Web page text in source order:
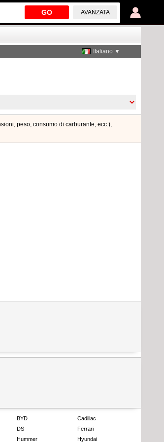
GO AVANZATA
Italiano ▼
peso, consumo di carburante, ecc.),
BYD
Cadillac
DS
Ferrari
Hummer Hyundai